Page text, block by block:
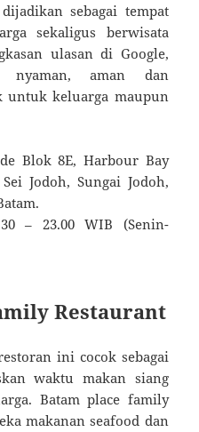
sebagai tempat
sekaligus berwisata
ulasan di Google,
nyaman, aman dan
untuk keluarga maupun
Blok 8E, Harbour Bay
Jodoh, Sungai Jodoh,
– 23.00 WIB (Senin-
Restaurant
ini cocok sebagai
waktu makan siang
Batam place family
makanan seafood dan